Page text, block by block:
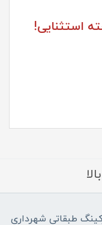
استثنایی!
طبقاتی شهرداری